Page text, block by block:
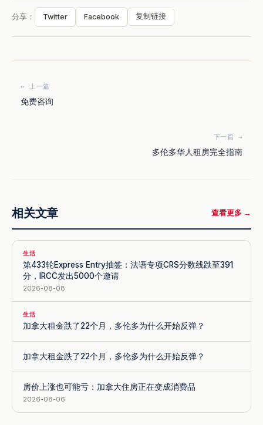
分享： Twitter Facebook 复制链接
← 上一篇
免费咨询
下一篇 →
多伦多华人租房完全指南
相关文章 查看更多 →
生活
第433轮Express Entry抽签：法语专项CRS分数线跌至391
分，IRCC发出5000个邀请
2026-08-08
生活
加拿大租金跌了22个月，多伦多为什么开始反弹？
加拿大租金跌了22个月，多伦多为什么开始反弹？
房价上涨也可能亏：加拿大住房正在变成消费品
2026-08-06